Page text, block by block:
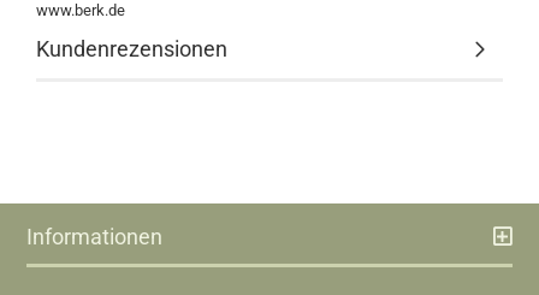
www.berk.de
Kundenrezensionen
Informationen